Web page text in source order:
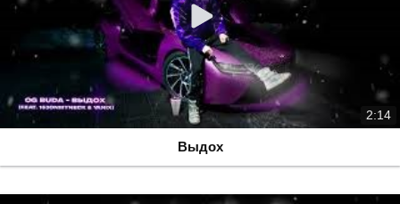
2:14
Выдох